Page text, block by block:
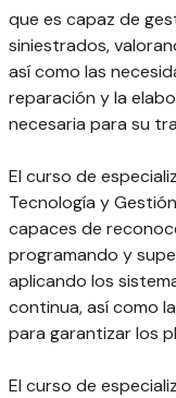
que es capaz de
siniestrados,
así como las
reparación y la
necesaria para su
El curso de
Tecnología y
capaces de
programando y
aplicando los
continua, así como
para garantizar los
El curso de